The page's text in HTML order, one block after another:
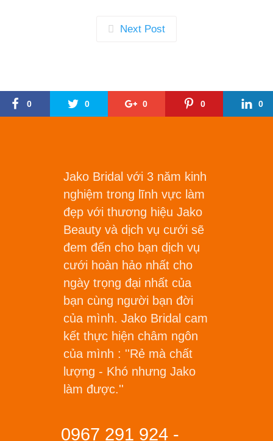
Next Post
0 0 0 0 0
Jako Bridal với 3 năm kinh
nghiệm trong lĩnh vực làm
đẹp với thương hiệu Jako
Beauty và dịch vụ cưới sẽ
đem đến cho bạn dịch vụ
cưới hoàn hảo nhất cho
ngày trọng đại nhất của
bạn cùng người bạn đời
của mình. Jako Bridal cam
kết thực hiện châm ngôn
của mình : ''Rẻ mà chất
lượng - Khó nhưng Jako
làm được.''
0967 291 924 -